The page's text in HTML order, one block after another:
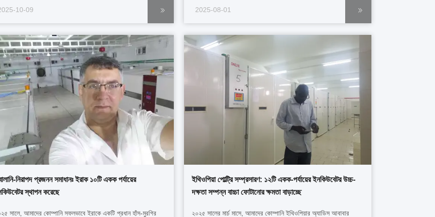
হ্যাচ রেট ...
10-09
মুরগির শিল্পকে আরও স্মার্ট এবং বৃহত্তর ...
2025-08-01
নিরাপদ প্রজনন সমাধানঃ ইরাক ১০টি একক পর্যায়ের
স্থাপন করেছে
সালে, আমাদের কোম্পানি সফলভাবে ইরাকে একটি প্রধান হাঁস-মুরগির
ইথিওপিয়া পোল্ট্রি সম্প্রসারণ: ১২টি একক-পর্যায়ের ইনকিউবেটর উচ্চ-
দক্ষতা সম্পন্ন বাচ্চা ফোটানোর ক্ষমতা বাড়াচ্ছে
২০২৫ সালের মার্চ মাসে, আমাদের কোম্পানি ইথিওপিয়ার অ্যাডিস আবাবার